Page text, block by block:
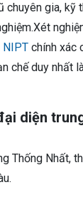
chuyên gia, kỹ
NIPT chính xác
chế duy nhất
diện
Thống Nhất,